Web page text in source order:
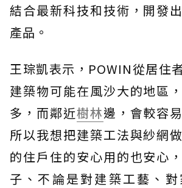
結合最新科技和技術，開發
產品。
王琮凱表示，POWIN從居住
建築物可能在風沙大的地區
多，而鄰近樹林邊，會較容
所以我想把建築工法與紗網
的住戶住的安心用的也安心
子、不論是對建築工藝、